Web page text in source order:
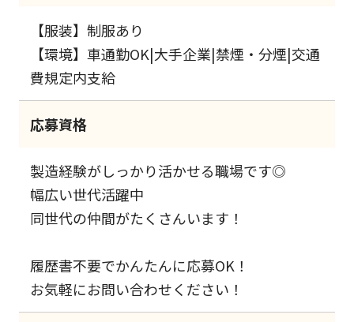
【服装】制服あり
【環境】車通勤OK|大手企業|禁煙・分煙|交通
費規定内支給
応募資格
製造経験がしっかり活かせる職場です◎
幅広い世代活躍中
同世代の仲間がたくさんいます！
履歴書不要でかんたんに応募OK！
お気軽にお問い合わせください！